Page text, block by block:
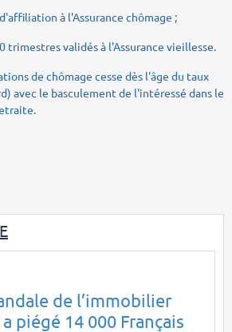
à l'Assurance chômage ;
trimestres validés à l'Assurance vieillesse.
de chômage cesse dès l'âge du taux
avec le basculement de l'intéressé dans le
de l’immobilier
piégé 14 000 Français